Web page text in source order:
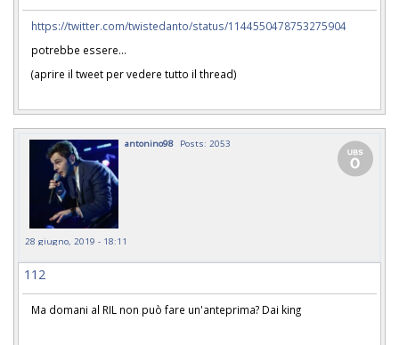
https://twitter.com/twistedanto/status/1144550478753275904
potrebbe essere...
(aprire il tweet per vedere tutto il thread)
antonino98 Posts: 2053
28 giugno, 2019 - 18:11
112
Ma domani al RIL non può fare un'anteprima? Dai king